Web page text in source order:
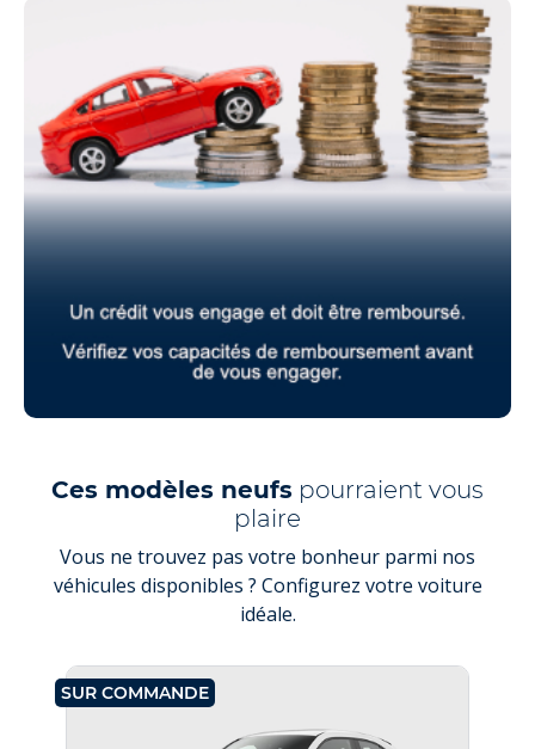
Ces modèles neufs pourraient vous
plaire
Vous ne trouvez pas votre bonheur parmi nos
véhicules disponibles ? Configurez votre voiture
idéale.
SUR COMMANDE